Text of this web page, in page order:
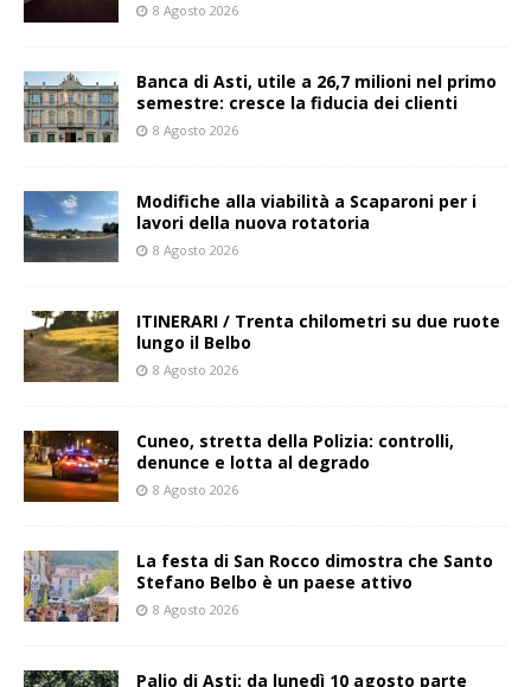
8 Agosto 2026
Banca di Asti, utile a 26,7 milioni nel primo
semestre: cresce la fiducia dei clienti
8 Agosto 2026
Modifiche alla viabilità a Scaparoni per i
lavori della nuova rotatoria
8 Agosto 2026
ITINERARI / Trenta chilometri su due ruote
lungo il Belbo
8 Agosto 2026
Cuneo, stretta della Polizia: controlli,
denunce e lotta al degrado
8 Agosto 2026
La festa di San Rocco dimostra che Santo
Stefano Belbo è un paese attivo
8 Agosto 2026
Palio di Asti: da lunedì 10 agosto parte